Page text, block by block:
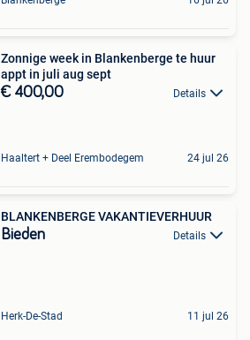
Zonnige week in Blankenberge te huur
appt in juli aug sept
€ 400,00 Details
Haaltert + Deel Erembodegem 24 jul 26
BLANKENBERGE VAKANTIEVERHUUR
Bieden Details
Herk-De-Stad 11 jul 26